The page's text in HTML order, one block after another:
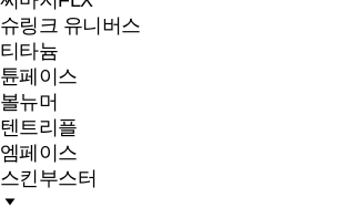
슈링크 유니버스
티타늄
튠페이스
볼뉴머
텐트리플
엠페이스
스킨부스터